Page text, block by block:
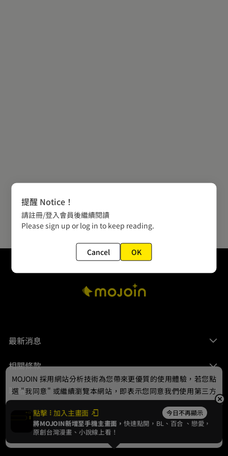
最新消息
相關條款
聯絡我們
© 2024 gamania Digital Entertainment Co., Ltd.
點擊 加入主畫面 今日不再顯示
將MOJOIN新增至手機主畫面，快速點開，BL、 百合 、戀愛，
原創台灣漫畫、小說線上看！
MOJOIN 採用網站分析技術為您帶來更優質的使用體驗，若您點
選 "我同意" 或繼續瀏覽本網站，即表示您同意我們使用第三方
Cookie，欲瞭解更多資訊請見隱私權政策。
我同意
提醒 Notice！
請註冊/登入會員後繼續閱讀
Please sign up or log in to keep reading.
Cancel OK